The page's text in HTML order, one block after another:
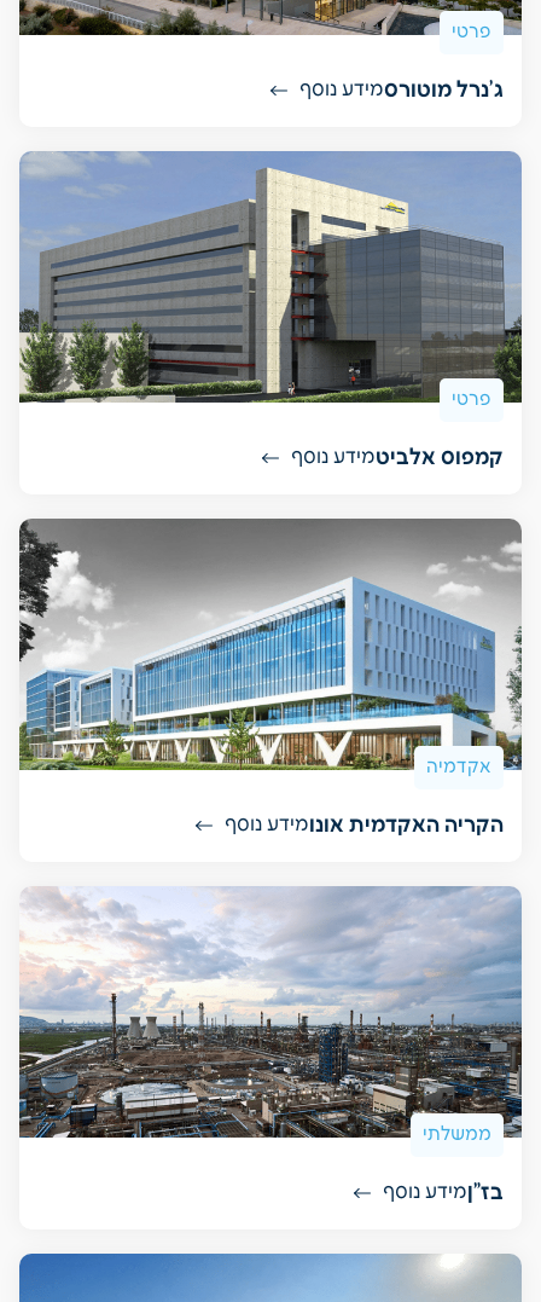
פרטי
ג'נרל מוטורסמידע נוסף
פרטי
קמפוס אלביטמידע נוסף
אקדמיה
הקריה האקדמית אונומידע נוסף
ממשלתי
בז"ןמידע נוסף